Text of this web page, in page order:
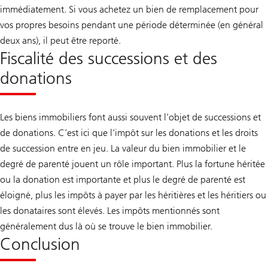
immédiatement. Si vous achetez un bien de remplacement pour
vos propres besoins pendant une période déterminée (en général
deux ans), il peut être reporté.
Fiscalité des successions et des
donations
Les biens immobiliers font aussi souvent l’objet de successions et
de donations. C’est ici que l’impôt sur les donations et les droits
de succession entre en jeu. La valeur du bien immobilier et le
degré de parenté jouent un rôle important. Plus la fortune héritée
ou la donation est importante et plus le degré de parenté est
éloigné, plus les impôts à payer par les héritières et les héritiers ou
les donataires sont élevés. Les impôts mentionnés sont
généralement dus là où se trouve le bien immobilier.
Conclusion